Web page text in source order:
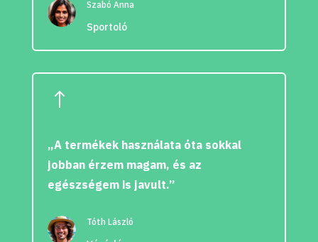
Szabó Anna
Sportoló
!
„A termékek használata óta sokkal
jobban érzem magam, és az
egészségem is javult.”
Tóth László